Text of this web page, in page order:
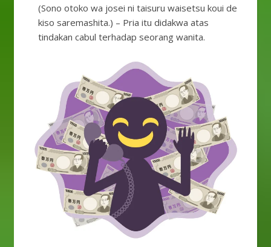
(Sono otoko wa josei ni taisuru waisetsu koui de
kiso saremashita.) – Pria itu didakwa atas
tindakan cabul terhadap seorang wanita.